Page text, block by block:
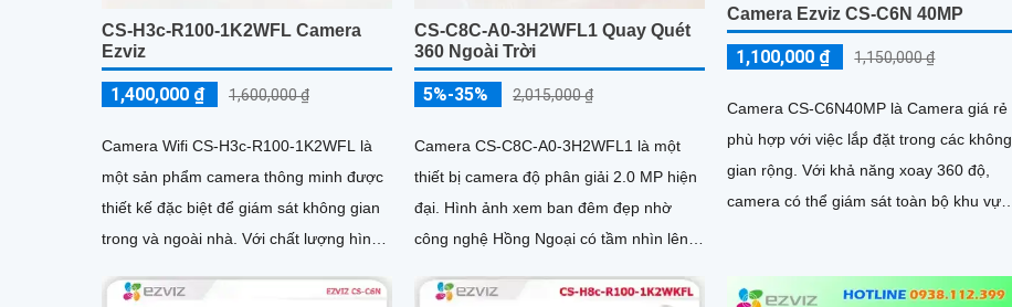
CS-H3c-R100-1K2WFL Camera
Ezviz
1,400,000 ₫ 1,600,000 ₫
Camera Wifi CS-H3c-R100-1K2WFL là
một sản phẩm camera thông minh được
thiết kế đặc biệt để giám sát không gian
trong và ngoài nhà. Với chất lượng hình
CS-C8C-A0-3H2WFL1 Quay Quét
360 Ngoài Trời
5%-35% 2,015,000 ₫
Camera CS-C8C-A0-3H2WFL1 là một
thiết bị camera độ phân giải 2.0 MP hiện
đại. Hình ảnh xem ban đêm đẹp nhờ
công nghệ Hồng Ngoại có tầm nhìn lên
Camera Ezviz CS-C6N 40MP
1,100,000 ₫ 1,150,000 ₫
Camera CS-C6N40MP là Camera giá rẻ
phù hợp với việc lắp đặt trong các không
gian rộng. Với khả năng xoay 360 độ,
camera có thể giám sát toàn bộ khu vực